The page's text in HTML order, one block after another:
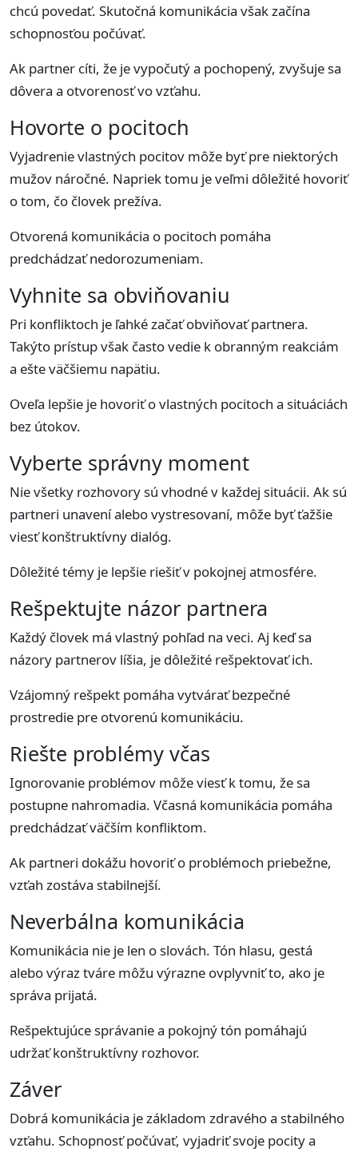
chcú povedať. Skutočná komunikácia však začína
schopnosťou počúvať.
Ak partner cíti, že je vypočutý a pochopený, zvyšuje sa
dôvera a otvorenosť vo vzťahu.
Hovorte o pocitoch
Vyjadrenie vlastných pocitov môže byť pre niektorých
mužov náročné. Napriek tomu je veľmi dôležité hovoriť
o tom, čo človek prežíva.
Otvorená komunikácia o pocitoch pomáha
predchádzať nedorozumeniam.
Vyhnite sa obviňovaniu
Pri konfliktoch je ľahké začať obviňovať partnera.
Takýto prístup však často vedie k obranným reakciám
a ešte väčšiemu napätiu.
Oveľa lepšie je hovoriť o vlastných pocitoch a situáciách
bez útokov.
Vyberte správny moment
Nie všetky rozhovory sú vhodné v každej situácii. Ak sú
partneri unavení alebo vystresovaní, môže byť ťažšie
viesť konštruktívny dialóg.
Dôležité témy je lepšie riešiť v pokojnej atmosfére.
Rešpektujte názor partnera
Každý človek má vlastný pohľad na veci. Aj keď sa
názory partnerov líšia, je dôležité rešpektovať ich.
Vzájomný rešpekt pomáha vytvárať bezpečné
prostredie pre otvorenú komunikáciu.
Riešte problémy včas
Ignorovanie problémov môže viesť k tomu, že sa
postupne nahromadia. Včasná komunikácia pomáha
predchádzať väčším konfliktom.
Ak partneri dokážu hovoriť o problémoch priebežne,
vzťah zostáva stabilnejší.
Neverbálna komunikácia
Komunikácia nie je len o slovách. Tón hlasu, gestá
alebo výraz tváre môžu výrazne ovplyvniť to, ako je
správa prijatá.
Rešpektujúce správanie a pokojný tón pomáhajú
udržať konštruktívny rozhovor.
Záver
Dobrá komunikácia je základom zdravého a stabilného
vzťahu. Schopnosť počúvať, vyjadriť svoje pocity a